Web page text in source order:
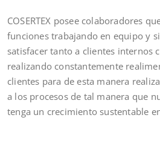
COSERTEX posee colaboradores
funciones trabajando en equipo y
satisfacer tanto a clientes internos
realizando constantemente
clientes para de esta manera
a los procesos de tal manera que
tenga un crecimiento sustentable